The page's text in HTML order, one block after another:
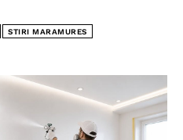
STIRI MARAMURES